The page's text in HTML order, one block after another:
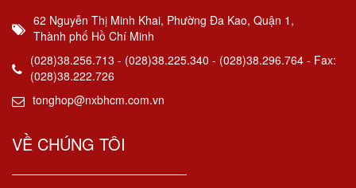
62 Nguyễn Thị Minh Khai, Phường Đa Kao, Quận 1,
Thành phố Hồ Chí Minh
(028)38.256.713 - (028)38.225.340 - (028)38.296.764 - Fax:
(028)38.222.726
tonghop@nxbhcm.com.vn
VỀ CHÚNG TÔI